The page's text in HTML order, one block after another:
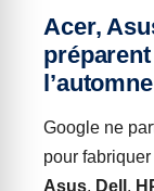
Acer,
l’automne
Google ne
pour
Asus, Dell ,